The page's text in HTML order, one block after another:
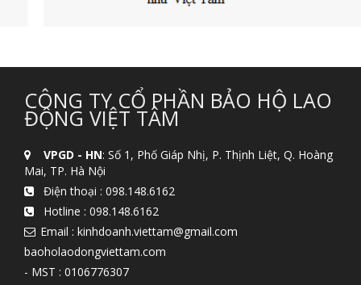
CÔNG TY CỔ PHẦN BẢO HỘ LAO
ĐỘNG VIỆT TÂM
VPGD - HN: Số 1, Phố Giáp Nhị, P. Thịnh Liệt, Q. Hoàng
Mai, TP. Hà Nội
Điện thoại : 098.148.6162
Hotline : 098.148.6162
Email : kinhdoanh.viettam@gmail.com
baoholaodongviettam.com
- MST : 0106776307